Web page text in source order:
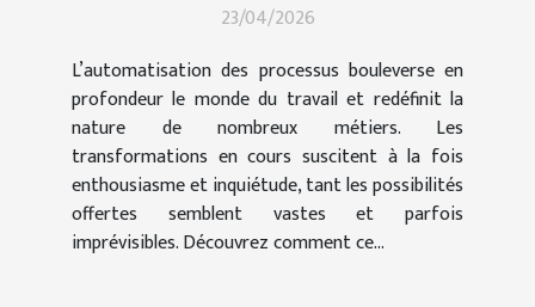
23/04/2026
L’automatisation des processus bouleverse en
profondeur le monde du travail et redéfinit la
nature de nombreux métiers. Les
transformations en cours suscitent à la fois
enthousiasme et inquiétude, tant les possibilités
offertes semblent vastes et parfois
imprévisibles. Découvrez comment ce...